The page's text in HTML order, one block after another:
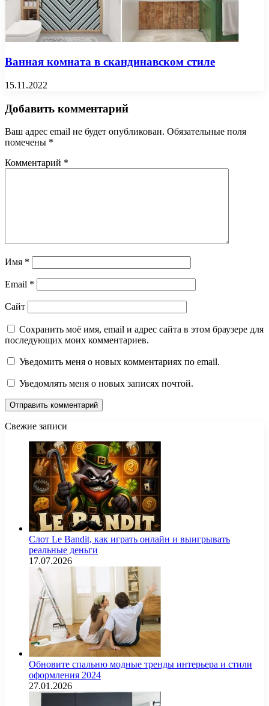
Ванная комната в скандинавском стиле
15.11.2022
Добавить комментарий
Ваш адрес email не будет опубликован. Обязательные поля
помечены *
Комментарий *
Имя *
Email *
Сайт
Сохранить моё имя, email и адрес сайта в этом браузере для
последующих моих комментариев.
Уведомить меня о новых комментариях по email.
Уведомлять меня о новых записях почтой.
Свежие записи
Слот Le Bandit, как играть онлайн и выигрывать
реальные деньги
17.07.2026
Обновите спальню модные тренды интерьера и стили
оформления 2024
27.01.2026